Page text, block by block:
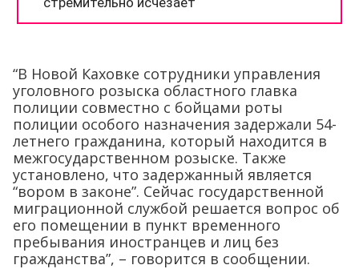
“В Новой Каховке сотрудники управления
уголовного розыска областного главка
полиции совместно с бойцами роты
полиции особого назначения задержали 54-
летнего гражданина, который находится в
межгосударственном розыске. Также
установлено, что задержанный является
“вором в законе”. Сейчас государственной
миграционной службой решается вопрос об
его помещении в пункт временного
пребывания иностранцев и лиц без
гражданства”, – говорится в сообщении.